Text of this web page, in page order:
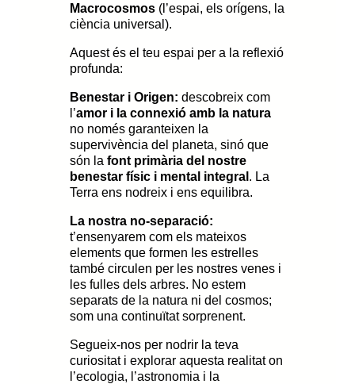
Macrocosmos (l’espai, els orígens, la
ciència universal).
Aquest és el teu espai per a la reflexió
profunda:
Benestar i Origen: descobreix com
l’amor i la connexió amb la natura
no només garanteixen la
supervivència del planeta, sinó que
són la font primària del nostre
benestar físic i mental integral . La
Terra ens nodreix i ens equilibra.
La nostra no-separació:
t’ensenyarem com els mateixos
elements que formen les estrelles
també circulen per les nostres venes i
les fulles dels arbres. No estem
separats de la natura ni del cosmos;
som una continuïtat sorprenent.
Segueix-nos per nodrir la teva
curiositat i explorar aquesta realitat on
l’ecologia, l’astronomia i la